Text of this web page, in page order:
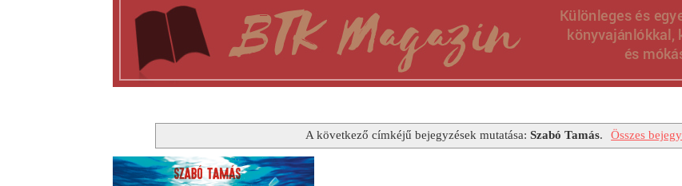
A következő címkéjű bejegyzések mutatása: Szabó Tamás. Összes